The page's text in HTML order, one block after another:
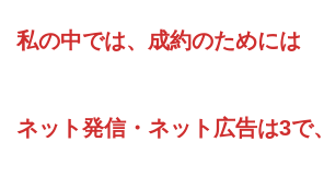
私の中では、成約のためには
ネット発信・ネット広告は3で、